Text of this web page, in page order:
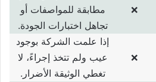
❌
مطابقة للمواصفات أو
تجاهل اختبارات الجودة.
❌
إذا علمت الشركة بوجود
عيب ولم تتخذ إجراءً، لا
تغطي الوثيقة الأضرار .